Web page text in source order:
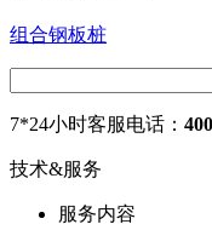
组合钢板桩
7*24小时客服电话：
技术&服务
服务内容